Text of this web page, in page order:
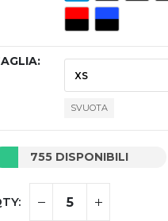
SVUOTA
755 DISPONIBILI